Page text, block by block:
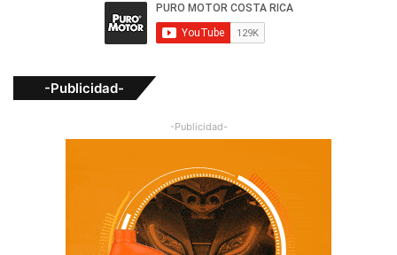
-Publicidad-
-Publicidad-